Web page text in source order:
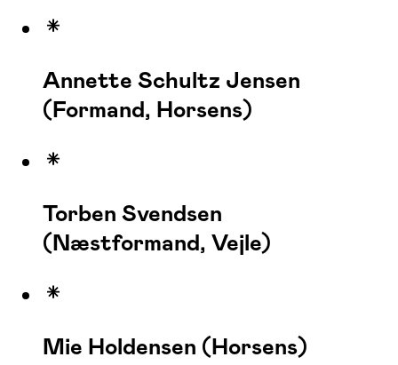
Annette Schultz Jensen
(Formand, Horsens)
Torben Svendsen
(Næstformand, Vejle)
Mie Holdensen (Horsens)